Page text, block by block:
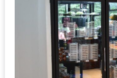
PINGFAI
FESTIVAL
3
อาหาร
ญี่ปุ่น